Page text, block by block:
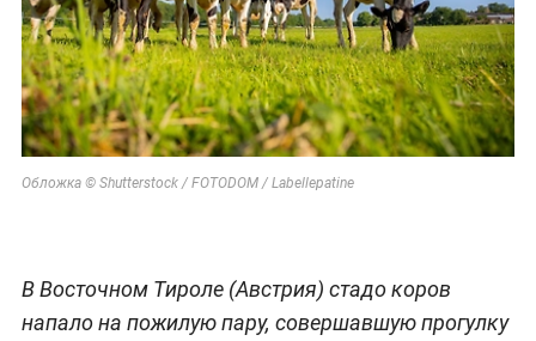
Обложка © Shutterstock / FOTODOM / Labellepatine
В Восточном Тироле (Австрия) стадо коров
напало на пожилую пару, совершавшую прогулку